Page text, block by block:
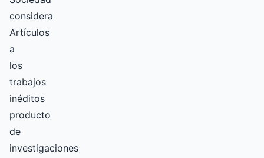
considera
Artículos
a
los
trabajos
inéditos
producto
de
investigaciones